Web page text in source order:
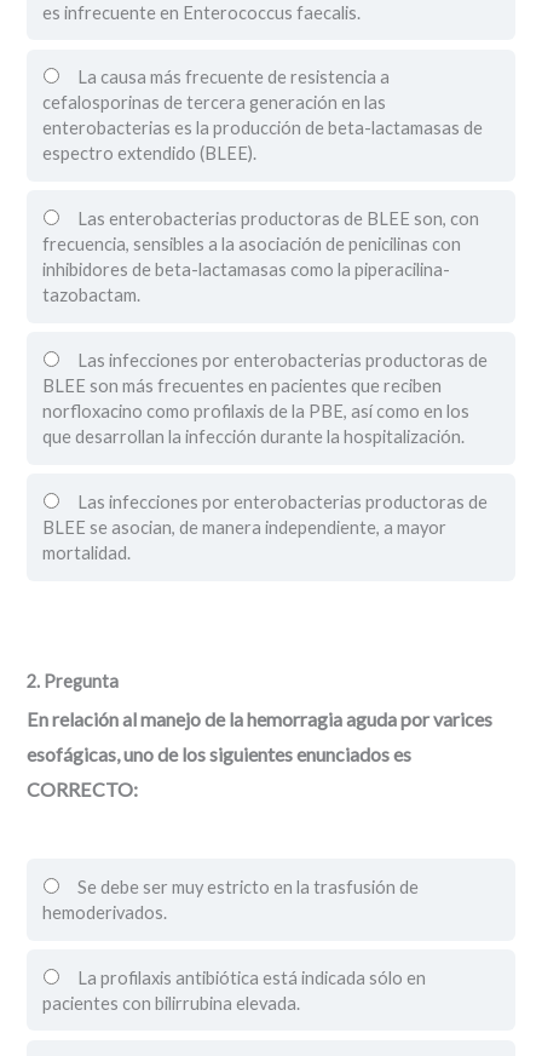
es infrecuente en Enterococcus faecalis.
La causa más frecuente de resistencia a
cefalosporinas de tercera generación en las
enterobacterias es la producción de beta-lactamasas de
espectro extendido (BLEE).
Las enterobacterias productoras de BLEE son, con
frecuencia, sensibles a la asociación de penicilinas con
inhibidores de beta-lactamasas como la piperacilina-
tazobactam.
Las infecciones por enterobacterias productoras de
BLEE son más frecuentes en pacientes que reciben
norfloxacino como profilaxis de la PBE, así como en los
que desarrollan la infección durante la hospitalización.
Las infecciones por enterobacterias productoras de
BLEE se asocian, de manera independiente, a mayor
mortalidad.
2. Pregunta
En relación al manejo de la hemorragia aguda por varices
esofágicas, uno de los siguientes enunciados es
CORRECTO:
Se debe ser muy estricto en la trasfusión de
hemoderivados.
La profilaxis antibiótica está indicada sólo en
pacientes con bilirrubina elevada.